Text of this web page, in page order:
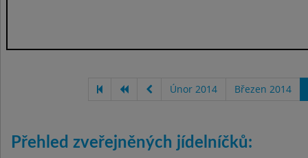
Únor 2014 Březen 2014
Přehled zveřejněných jídelníčků: